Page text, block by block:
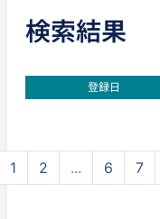
検索結果
登録日
1 2 ... 6 7